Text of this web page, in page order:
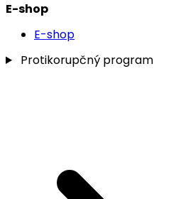
E-shop
E-shop
Protikorupčný program